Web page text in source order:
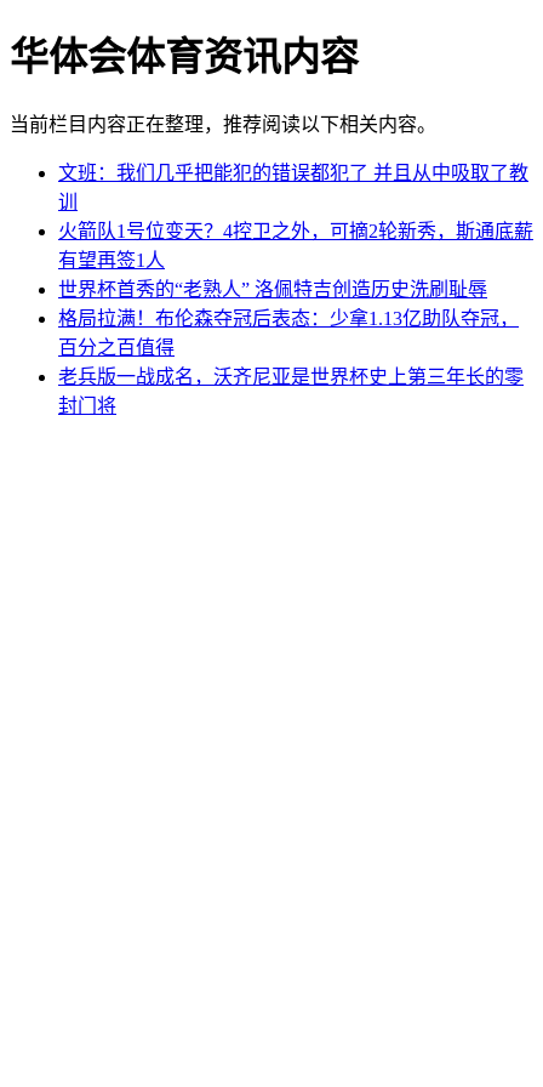
华体会体育资讯内容
当前栏目内容正在整理，推荐阅读以下相关内容。
文班：我们几乎把能犯的错误都犯了 并且从中吸取了教
训
火箭队1号位变天？4控卫之外，可摘2轮新秀，斯通底薪
有望再签1人
世界杯首秀的“老熟人” 洛佩特吉创造历史洗刷耻辱
格局拉满！布伦森夺冠后表态：少拿1.13亿助队夺冠，
百分之百值得
老兵版一战成名，沃齐尼亚是世界杯史上第三年长的零
封门将